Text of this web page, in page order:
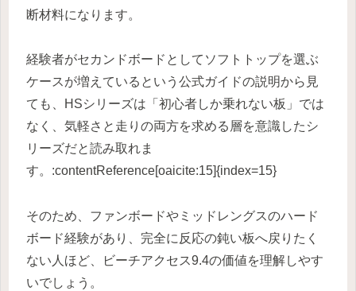
断材料になります。
経験者がセカンドボードとしてソフトトップを選ぶ
ケースが増えているという公式ガイドの説明から見
ても、HSシリーズは「初心者しか乗れない板」では
なく、気軽さと走りの両方を求める層を意識したシ
リーズだと読み取れま
す。:contentReference[oaicite:15]{index=15}
そのため、ファンボードやミッドレングスのハード
ボード経験があり、完全に反応の鈍い板へ戻りたく
ない人ほど、ビーチアクセス9.4の価値を理解しやす
いでしょう。